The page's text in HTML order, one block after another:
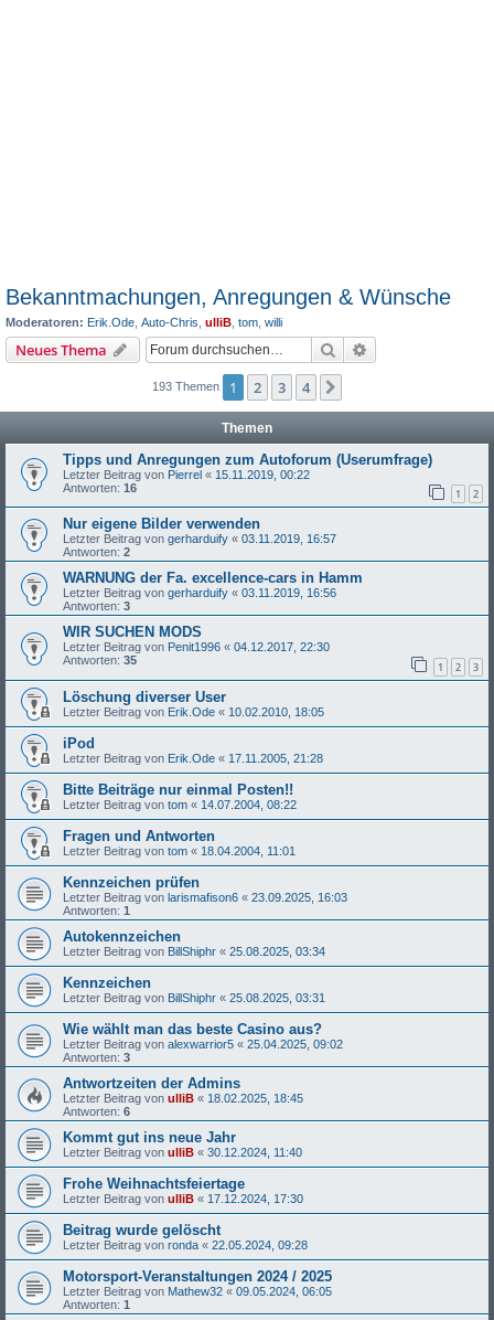
Bekanntmachungen, Anregungen & Wünsche
Moderatoren: Erik.Ode Auto-Chris ulliB tom willi
Neues Thema Suche
193 Themen 1 2 3 4
Themen
Tipps und Anregungen zum Autoforum (Userumfrage)
Letzter Beitrag von Pierrel « 15.11.2019, 00:22
Antworten: 16 1 2
Nur eigene Bilder verwenden
Letzter Beitrag von gerharduify « 03.11.2019, 16:57
Antworten: 2
WARNUNG der Fa. excellence-cars in Hamm
Letzter Beitrag von gerharduify « 03.11.2019, 16:56
Antworten: 3
WIR SUCHEN MODS
Letzter Beitrag von Penit1996 « 04.12.2017, 22:30
Antworten: 35 1 2 3
Löschung diverser User
Letzter Beitrag von Erik.Ode « 10.02.2010, 18:05
iPod
Letzter Beitrag von Erik.Ode « 17.11.2005, 21:28
Bitte Beiträge nur einmal Posten!!
Letzter Beitrag von tom « 14.07.2004, 08:22
Fragen und Antworten
Letzter Beitrag von tom « 18.04.2004, 11:01
Kennzeichen prüfen
Letzter Beitrag von larismafison6 « 23.09.2025, 16:03
Antworten: 1
Autokennzeichen
Letzter Beitrag von BillShiphr « 25.08.2025, 03:34
Kennzeichen
Letzter Beitrag von BillShiphr « 25.08.2025, 03:31
Wie wählt man das beste Casino aus?
Letzter Beitrag von alexwarrior5 « 25.04.2025, 09:02
Antworten: 3
Antwortzeiten der Admins
Letzter Beitrag von ulliB « 18.02.2025, 18:45
Antworten: 6
Kommt gut ins neue Jahr
Letzter Beitrag von ulliB « 30.12.2024, 11:40
Frohe Weihnachtsfeiertage
Letzter Beitrag von ulliB « 17.12.2024, 17:30
Beitrag wurde gelöscht
Letzter Beitrag von ronda « 22.05.2024, 09:28
Motorsport-Veranstaltungen 2024 / 2025
Letzter Beitrag von Mathew32 « 09.05.2024, 06:05
Antworten: 1